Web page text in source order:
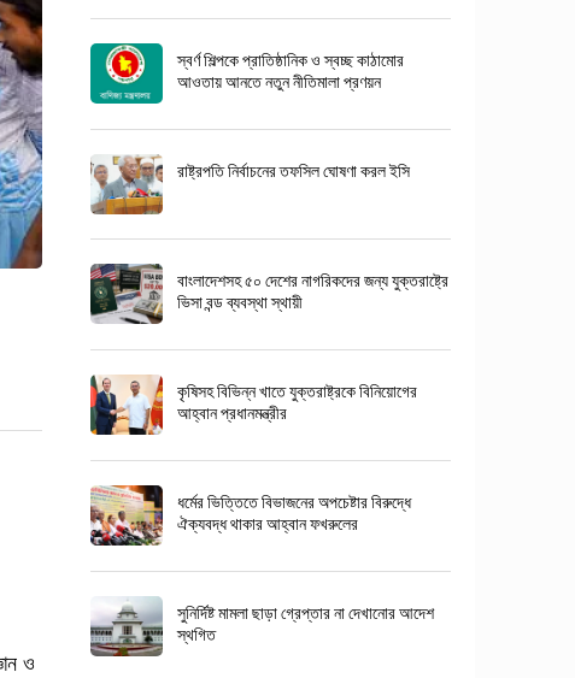
ও
স্বর্ণ শিল্পকে প্রাতিষ্ঠানিক ও স্বচ্ছ কাঠামোর
আওতায় আনতে নতুন নীতিমালা প্রণয়ন
রাষ্ট্রপতি নির্বাচনের তফসিল ঘোষণা করল ইসি
বাংলাদেশসহ ৫০ দেশের নাগরিকদের জন্য যুক্তরাষ্ট্রে
ভিসা বন্ড ব্যবস্থা স্থায়ী
কৃষিসহ বিভিন্ন খাতে যুক্তরাষ্ট্রকে বিনিয়োগের
আহ্বান প্রধানমন্ত্রীর
ধর্মের ভিত্তিতে বিভাজনের অপচেষ্টার বিরুদ্ধে
ঐক্যবদ্ধ থাকার আহ্বান ফখরুলের
সুনির্দিষ্ট মামলা ছাড়া গ্রেপ্তার না দেখানোর আদেশ
স্থগিত